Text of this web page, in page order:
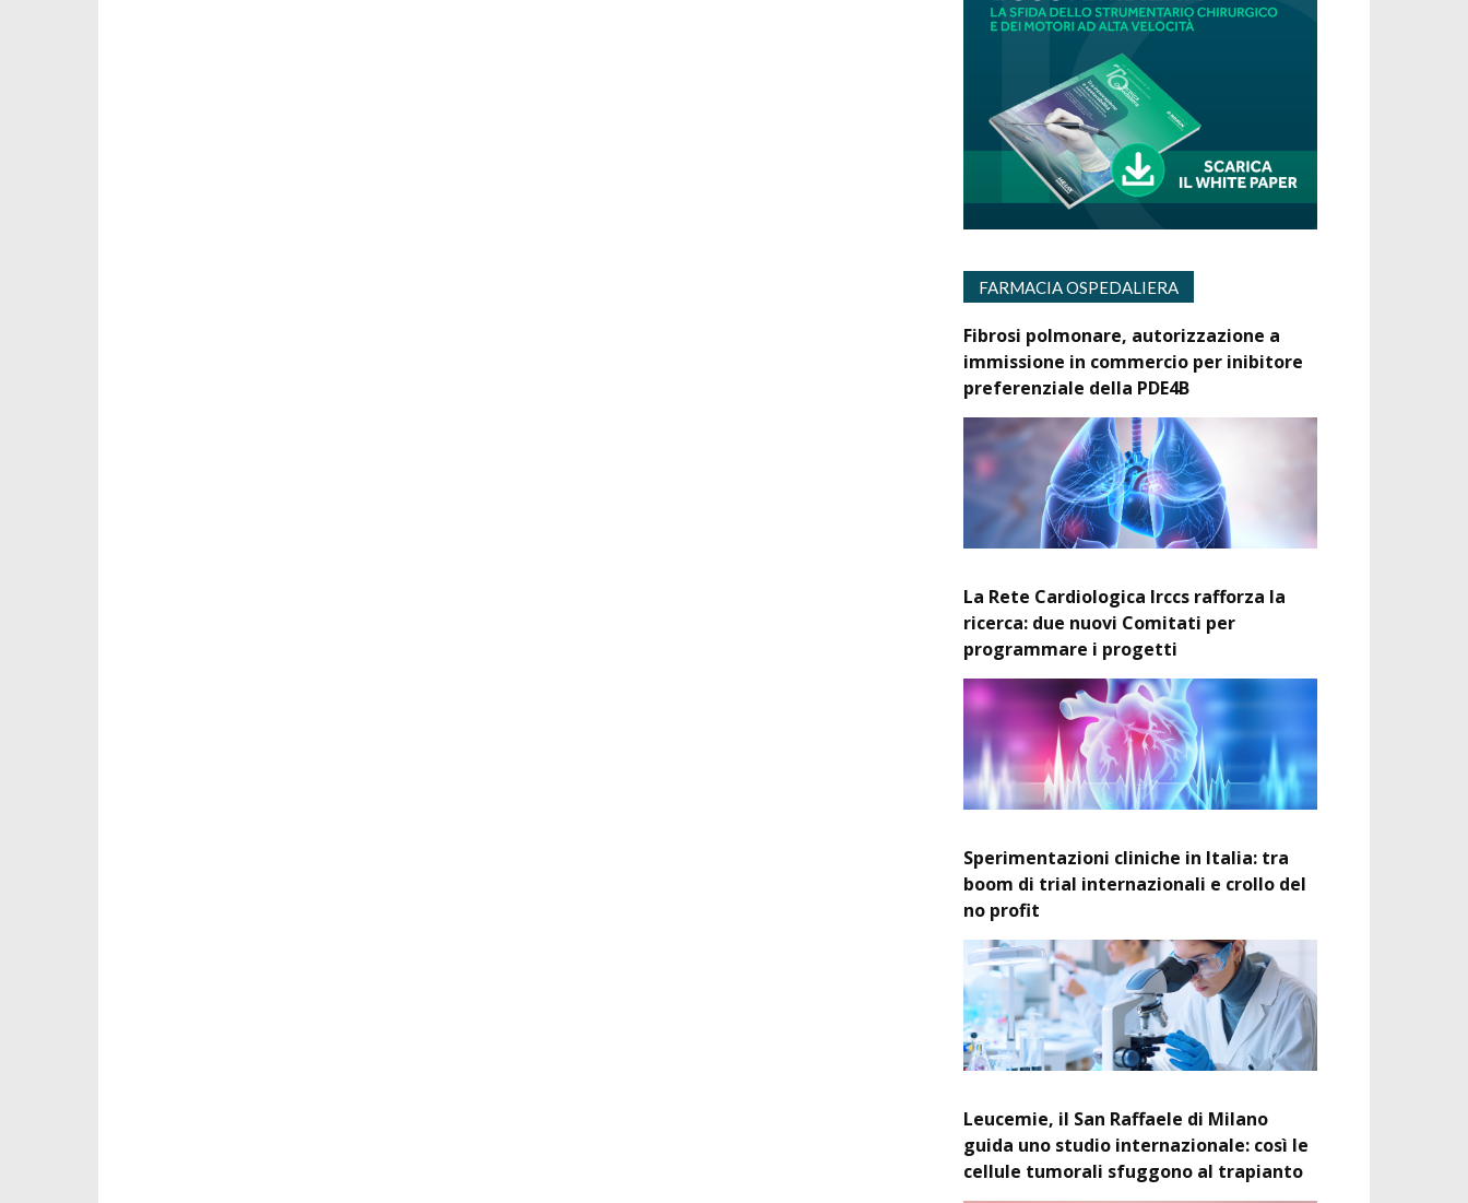
FARMACIA OSPEDALIERA
Fibrosi polmonare, autorizzazione a
immissione in commercio per inibitore
preferenziale della PDE4B
La Rete Cardiologica Irccs rafforza la
ricerca: due nuovi Comitati per
programmare i progetti
Sperimentazioni cliniche in Italia: tra
boom di trial internazionali e crollo del
no profit
Leucemie, il San Raffaele di Milano
guida uno studio internazionale: così le
cellule tumorali sfuggono al trapianto